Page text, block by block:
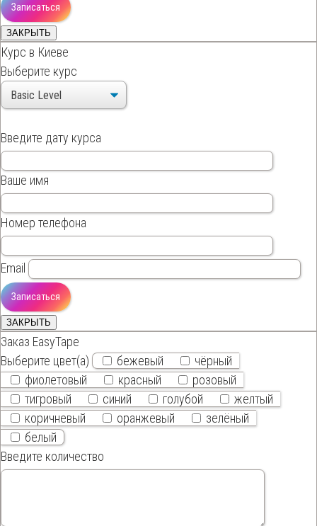
ЗАКРЫТЬ
Курс в Киеве
Выберите курс
Введите дату курса
Ваше имя
Номер телефона
Email
ЗАКРЫТЬ
Заказ EasyTape
Выберите цвет(а)
бежевый
чёрный
фиолетовый
красный
розовый
тигровый
синий голубой
желтый
коричневый
оранжевый
зелёный
белый
Введите количество